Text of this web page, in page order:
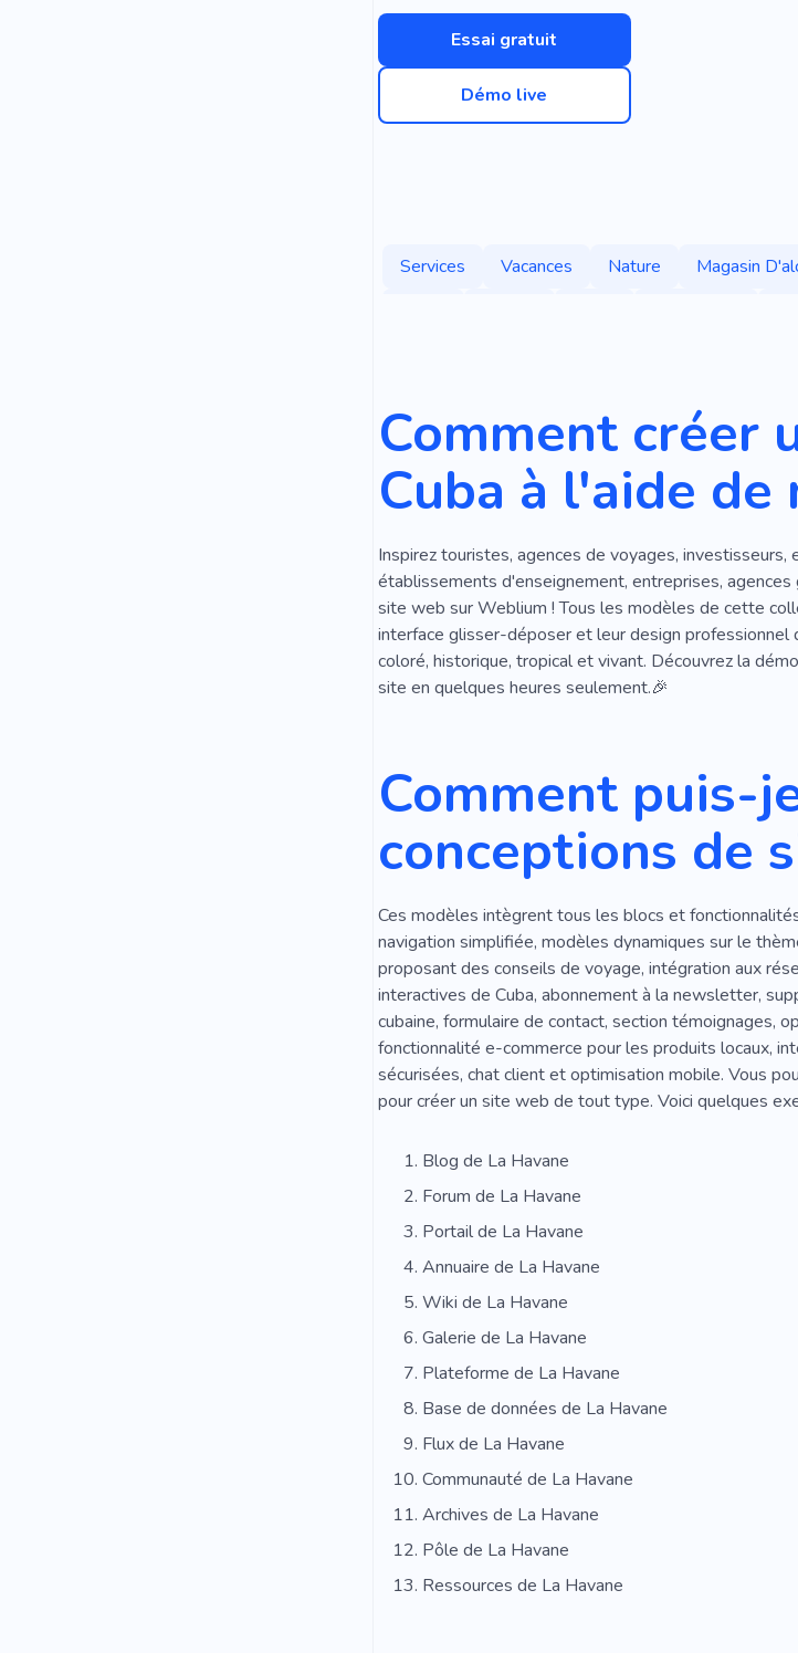
Essai gratuit
Démo live
Services Vacances Nature Magasin
Comment créer
Cuba à l'aide
Inspirez touristes, agences de voyages, investisseurs,
établissements d'enseignement, entreprises,
site web sur Weblium ! Tous les modèles de cette
interface glisser-déposer et leur design
coloré, historique, tropical et vivant. Découvrez la
site en quelques heures seulement.🎉
Comment puis-
conceptions de
Ces modèles intègrent tous les blocs et
navigation simplifiée, modèles dynamiques sur le
proposant des conseils de voyage, intégration aux
interactives de Cuba, abonnement à la newsletter,
cubaine, formulaire de contact, section témoignages,
fonctionnalité e-commerce pour les produits locaux,
sécurisées, chat client et optimisation mobile. Vous
pour créer un site web de tout type. Voici quelques
Blog de La Havane
Forum de La Havane
Portail de La Havane
Annuaire de La Havane
Wiki de La Havane
Galerie de La Havane
Plateforme de La Havane
Base de données de La Havane
Flux de La Havane
Communauté de La Havane
Archives de La Havane
Pôle de La Havane
Ressources de La Havane